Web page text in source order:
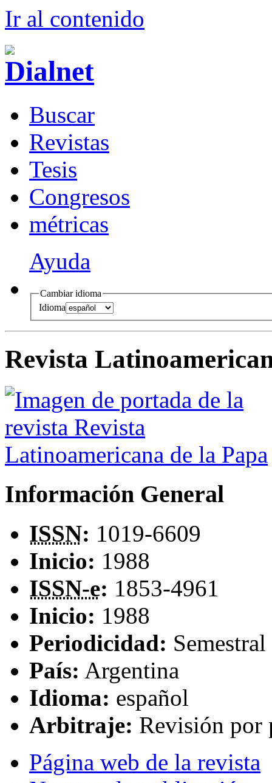
Ir al contenido
Buscar
Revistas
Tesis
Congresos
métricas
Ayuda
Cambiar idioma
Idioma
Revista
Información General
ISSN: 1019-6609
Inicio: 1988
ISSN-e: 1853-4961
Inicio: 1988
Periodicidad: Semestral
País: Argentina
Idioma: español
Arbitraje: Revisión por
Página web de la revista